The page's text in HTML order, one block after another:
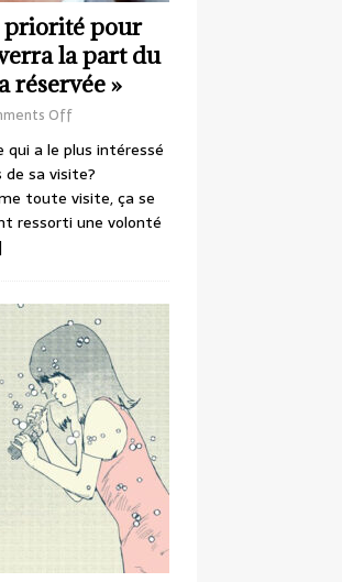
priorité pour
la part du
réservée »
Off
qui a le plus intéressé
de sa visite?
toute visite, ça se
ressorti une volonté